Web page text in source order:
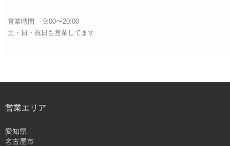
営業時間 9:00〜20:00
土・日・祝日も営業してます
営業エリア
愛知県
名古屋市